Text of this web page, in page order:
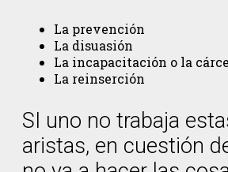
La prevención
La disuasión
La incapacitación o la
La reinserción
SI uno no trabaja
aristas, en cuestión